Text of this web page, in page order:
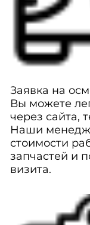
Заявка на
Вы можете
через сайта,
Наши
стоимости
запчастей и
визита.